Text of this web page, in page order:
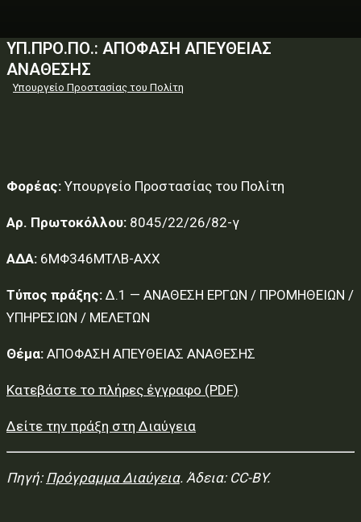
ΥΠ.ΠΡΟ.ΠΟ.: ΑΠΟΦΑΣΗ ΑΠΕΥΘΕΙΑΣ
ΑΝΑΘΕΣΗΣ
Υπουργείο Προστασίας του Πολίτη
Φορέας: Υπουργείο Προστασίας του Πολίτη
Αρ. Πρωτοκόλλου: 8045/22/26/82-γ
ΑΔΑ: 6ΜΦ346ΜΤΛΒ-ΑΧΧ
Τύπος πράξης: Δ.1 — ΑΝΑΘΕΣΗ ΕΡΓΩΝ / ΠΡΟΜΗΘΕΙΩΝ /
ΥΠΗΡΕΣΙΩΝ / ΜΕΛΕΤΩΝ
Θέμα: ΑΠΟΦΑΣΗ ΑΠΕΥΘΕΙΑΣ ΑΝΑΘΕΣΗΣ
Κατεβάστε το πλήρες έγγραφο (PDF)
Δείτε την πράξη στη Διαύγεια
Πηγή: Πρόγραμμα Διαύγεια. Άδεια: CC-BY.